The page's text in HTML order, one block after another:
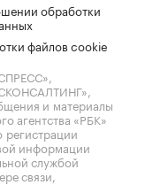
обработки
файлов cookie
и материалы
агентства «РБК»
регистрации
информации
службой
связи,